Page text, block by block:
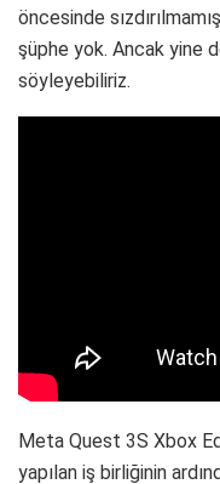
öncesinde
şüphe yok. Ancak yine
söyleyebiliriz.
Meta Quest 3S Xbox
yapılan iş birliğinin